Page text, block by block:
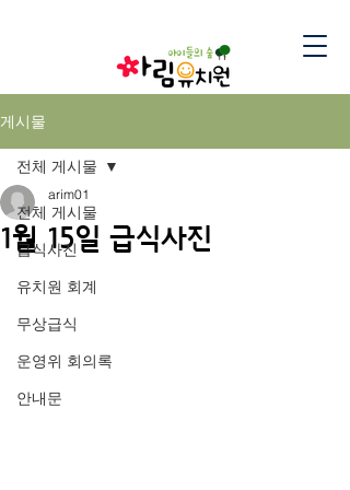
게시물
전체 게시물
급식사진
유치원 회계
무상급식
운영위 회의록
안내문
전체 게시물
1월 15일 급식사진
arim01